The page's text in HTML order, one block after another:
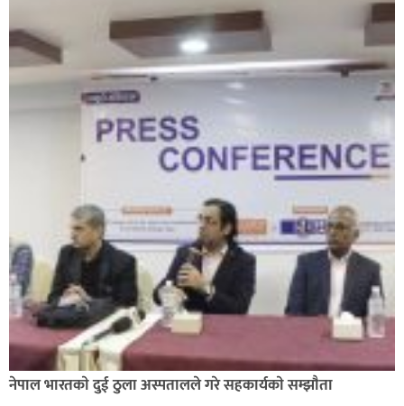
नेपाल भारतकाे दुई ठुला अस्पतालले गरे सहकार्यकाे सम्झाैता